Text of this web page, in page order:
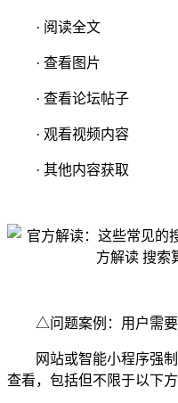
· 阅读全文
· 查看图片
· 查看论坛帖子
· 观看视频内容
· 其他内容获取
△问题案例：用户需要
网站或智能小程序强制
查看，包括但不限于以下方